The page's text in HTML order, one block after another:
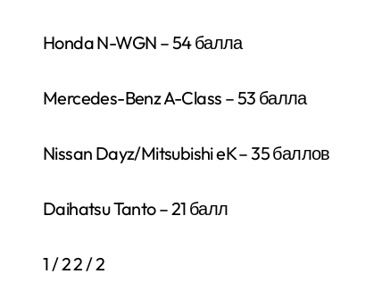
Honda N-WGN – 54 балла
Mercedes-Benz A-Class – 53 балла
Nissan Dayz/Mitsubishi eK – 35 баллов
Daihatsu Tanto – 21 балл
1/ 22/ 2